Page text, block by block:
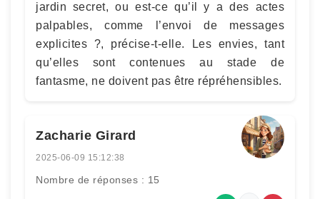
jardin secret, ou est-ce qu’il y a des actes
palpables, comme l’envoi de messages
explicites ?, précise-t-elle. Les envies, tant
qu’elles sont contenues au stade de
fantasme, ne doivent pas être répréhensibles.
Zacharie Girard
2025-06-09 15:12:38
Nombre de réponses : 15